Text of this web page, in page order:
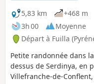
5,83 km
+468 m
3h 00
Moyenne
Départ à Fuilla
Petite randonnée dans
dessus de Serdinya, en
Villefranche-de-